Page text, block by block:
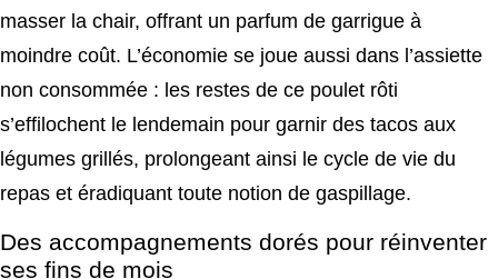
masser la chair, offrant un parfum de garrigue à
moindre coût. L’économie se joue aussi dans l’assiette
non consommée : les restes de ce poulet rôti
s’effilochent le lendemain pour garnir des tacos aux
légumes grillés, prolongeant ainsi le cycle de vie du
repas et éradiquant toute notion de gaspillage.
Des accompagnements dorés pour réinventer
ses fins de mois